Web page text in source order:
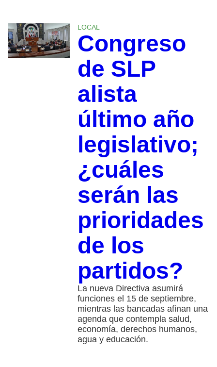
LOCAL
Congreso
de SLP
alista
último año
legislativo;
¿cuáles
serán las
prioridades
de los
partidos?
La nueva Directiva asumirá
funciones el 15 de septiembre,
mientras las bancadas afinan una
agenda que contempla salud,
economía, derechos humanos,
agua y educación.